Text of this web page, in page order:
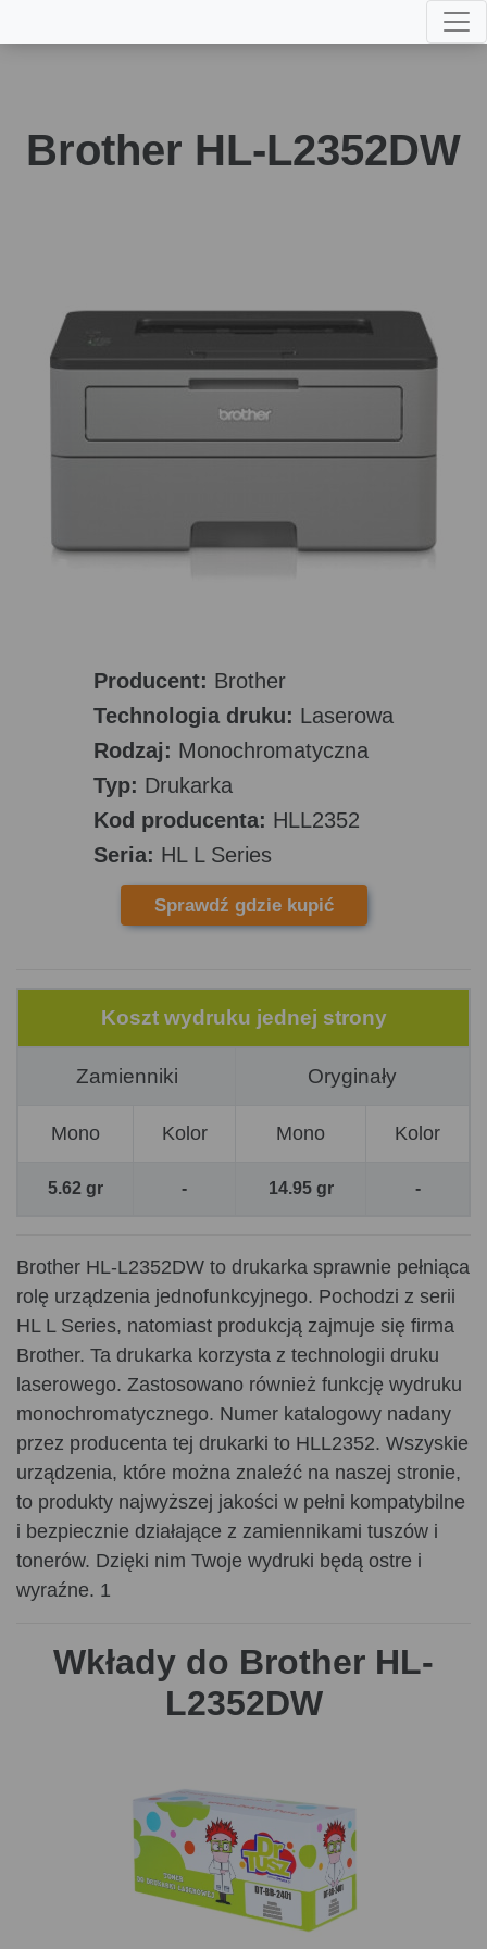
Brother HL-L2352DW
Producent: Brother
Technologia druku: Laserowa
Rodzaj: Monochromatyczna
Typ: Drukarka
Kod producenta: HLL2352
Seria: HL L Series
Sprawdź gdzie kupić
Koszt wydruku jednej strony
Zamienniki Oryginały
Mono Kolor Mono Kolor
5.62 gr - 14.95 gr -
Brother HL-L2352DW to drukarka sprawnie pełniąca
rolę urządzenia jednofunkcyjnego. Pochodzi z serii
HL L Series, natomiast produkcją zajmuje się firma
Brother. Ta drukarka korzysta z technologii druku
laserowego. Zastosowano również funkcję wydruku
monochromatycznego. Numer katalogowy nadany
przez producenta tej drukarki to HLL2352. Wszyskie
urządzenia, które można znaleźć na naszej stronie,
to produkty najwyższej jakości w pełni kompatybilne
i bezpiecznie działające z zamiennikami tuszów i
tonerów. Dzięki nim Twoje wydruki będą ostre i
wyraźne. 1
Wkłady do Brother HL-
L2352DW